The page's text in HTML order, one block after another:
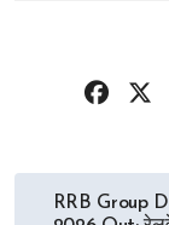
PostRRB Group